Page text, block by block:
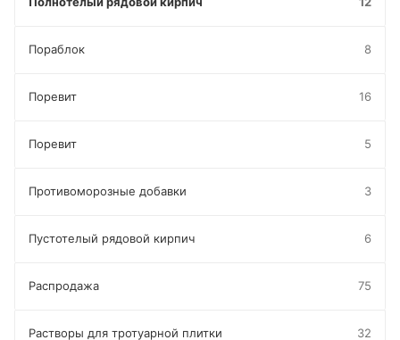
Пораблок 8
Поревит 16
Поревит 5
Противоморозные добавки 3
Пустотелый рядовой кирпич 6
Распродажа 75
Растворы для тротуарной плитки 32